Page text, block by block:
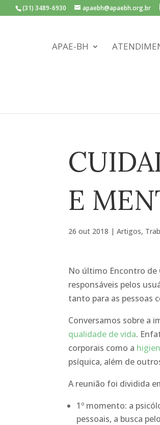
(31) 3489-6930 apaebh@apaebh.org.br
APAE-BH
E
26 out 2018 |Artigos,
No último Encontro de
responsáveis pelos
tanto para as pessoas
Conversamos sobre a
qualidade de vida.
corporais como a
psíquica, além de
A reunião foi dividida
1º momento: a
pessoais, a busca